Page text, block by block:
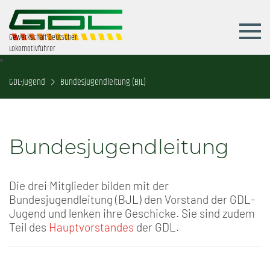
Gewerkschaft Deutscher
Lokomotivführer
GDL-Jugend Bundesjugendleitung (BJL)
Bundesjugendleitung
Die drei Mitglieder bilden mit der
Bundesjugendleitung (BJL) den Vorstand der GDL-
Jugend und lenken ihre Geschicke. Sie sind zudem
Teil des Hauptvorstandes der GDL.